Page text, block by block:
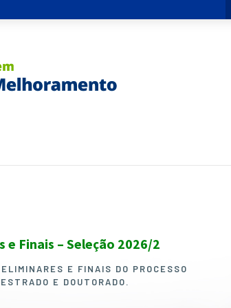
Finais – Seleção 2026/2
E FINAIS DO PROCESSO
E DOUTORADO.